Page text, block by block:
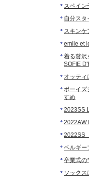
スペイ
自分スタ
スキンケ
emile et
着る贅
SOFIE
オッティ
ボーイズ
すめ
2023SS
2022AW
2022SS
ベルギー
卒業式の
ソックス